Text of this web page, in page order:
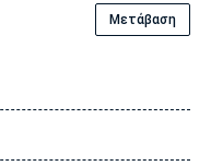
Μετάβαση